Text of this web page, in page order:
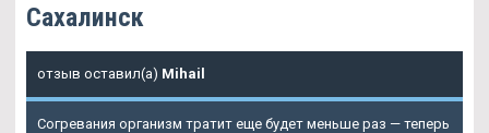
Сахалинск
отзыв оставил(а) Mihail
Согревания организм тратит еще будет меньше раз — теперь